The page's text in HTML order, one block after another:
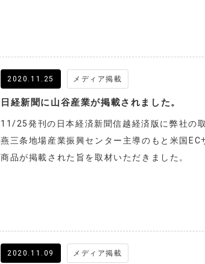
2020.11.25 メディア掲載
日経新聞に山谷産業が掲載されました。
11/25発刊の日本経済新聞信越経済版に弊社の
燕三条地場産業振興センター主導のもと米国
商品が掲載された旨を取材いただきました。
2020.11.09 メディア掲載